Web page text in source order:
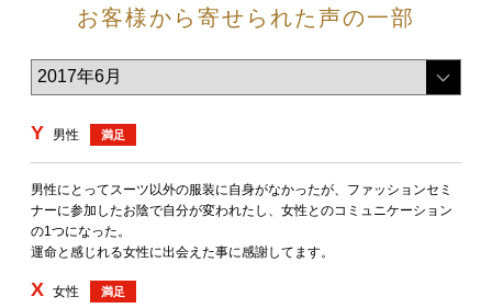
お客様から寄せられた声の一部
Y 男性 満足
男性にとってスーツ以外の服装に自身がなかったが、ファッションセミ
ナーに参加したお陰で自分が変われたし、女性とのコミュニケーション
の1つになった。
運命と感じれる女性に出会えた事に感謝してます。
X 女性 満足